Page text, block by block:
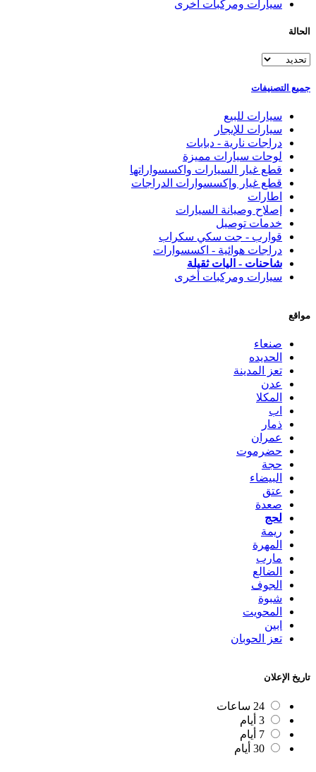
سيارات ومركبات أخرى
الحالة
جميع التصنيفات
سيارات للبيع
سيارات للإيجار
دراجات نارية - دبابات
لوحات سيارات مميزة
قطع غيار السيارات واكسسواراتها
قطع غيار وإكسسوارات الدراجات
اطارات
إصلاح وصيانة السيارات
خدمات توصيل
قوارب - جت سكي سكراب
دراجات هوائية - اكسسوارات
شاحنات - اليات ثقيلة
سيارات ومركبات أخرى
مواقع
صنعاء
الحديده
تعز المدينة
عدن
المكلا
اب
ذمار
عمران
حضرموت
حجة
البيضاء
عتق
صعدة
لحج
ريمة
المهرة
مارب
الضالع
الجوف
شبوة
المحويت
ابين
تعز الحوبان
تاريخ الإعلان
24 ساعات
3 أيام
7 أيام
30 أيام